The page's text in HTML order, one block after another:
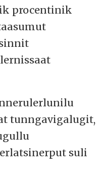
procentinik
tunngavigalugit,
suli